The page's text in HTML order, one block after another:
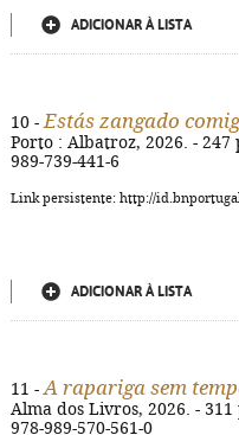
ADICIONAR À LISTA
10 - Estás zangado
Porto : Albatroz, 2026. - 247
989-739-441-6
Link persistente: http://
ADICIONAR À LISTA
11 - A rapariga sem
Alma dos Livros, 2026. -
978-989-570-561-0